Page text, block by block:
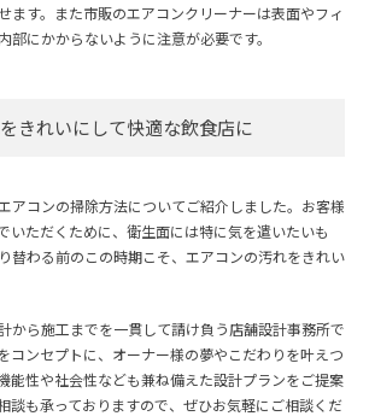
ます。また市販のエアコンクリーナーは表面やフィ
部にかからないように注意が必要です。
きれいにして快適な飲食店に
アコンの掃除方法についてご紹介しました。お客様
いただくために、衛生面には特に気を遣いたいも
替わる前のこの時期こそ、エアコンの汚れをきれい
から施工までを一貫して請け負う店舗設計事務所で
コンセプトに、オーナー様の夢やこだわりを叶えつ
能性や社会性なども兼ね備えた設計プランをご提案
談も承っておりますので、ぜひお気軽にご相談くだ